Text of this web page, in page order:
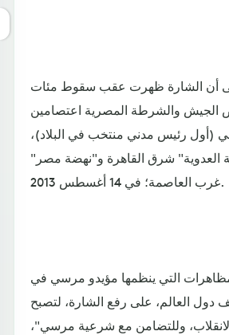
أن الشارة ظهرت عقب سقوط مئات
الجيش والشرطة المصرية اعتصامين
(أول رئيس مدني منتخب في البلاد)،
العدوية" شرق القاهرة و"نهضة مصر"
غرب العاصمة؛ في 14 أغسطس 2013.
التي ينظمها مؤيدو مرسي في
العالم، على رفع الشارة، لتصبح
وللتضامن مع شرعية مرسي"،